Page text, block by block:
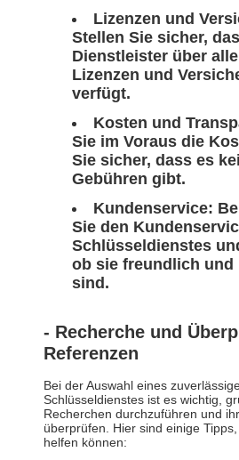
Lizenzen und
Stellen Sie sicher,
Dienstleister über
Lizenzen und
verfügt.
Kosten und
Sie im Voraus die
Sie sicher, dass es
Gebühren gibt.
Kundenservice:
Sie den
Schlüsseldienstes
ob sie freundlich und
sind.
- Recherche und
Referenzen
Bei der Auswahl eines
Schlüsseldienstes ist es wichtig,
Recherchen durchzuführen und
überprüfen. Hier sind einige
helfen können: